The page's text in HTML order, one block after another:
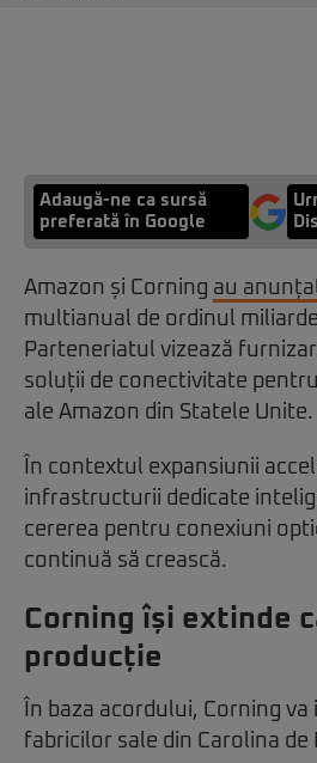
Adaugă-ne ca sursă
preferată în Google
Amazon și Corning au
multianual de ordinul
Parteneriatul vizează
soluții de conectivitate
ale Amazon din Statele Unite.
În contextul expansiunii
infrastructurii dedicate
cererea pentru conexiuni
continuă să crească.
Corning își extinde
producție
În baza acordului, Corning
fabricilor sale din Carolina de